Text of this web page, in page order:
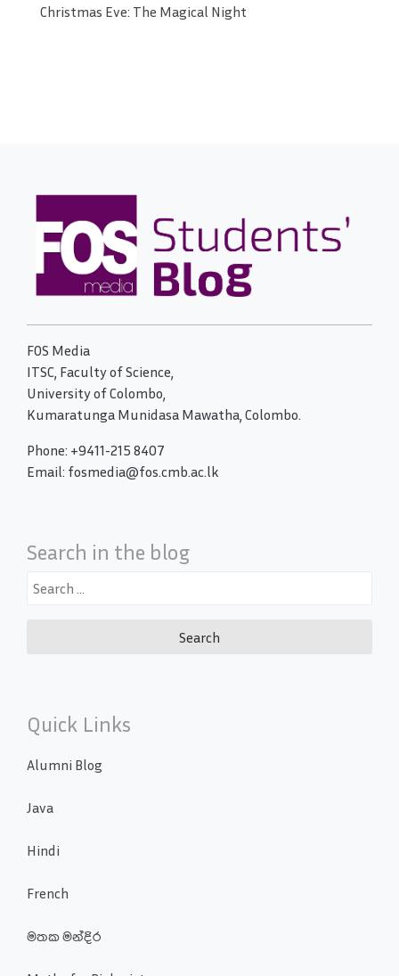
Christmas Eve: The Magical Night
FOS Media
ITSC, Faculty of Science,
University of Colombo,
Kumaratunga Munidasa Mawatha, Colombo.
Phone: +9411-215 8407
Email: fosmedia@fos.cmb.ac.lk
Search in the blog
Search
Quick Links
Alumni Blog
Java
Hindi
French
මතක මන්දිර